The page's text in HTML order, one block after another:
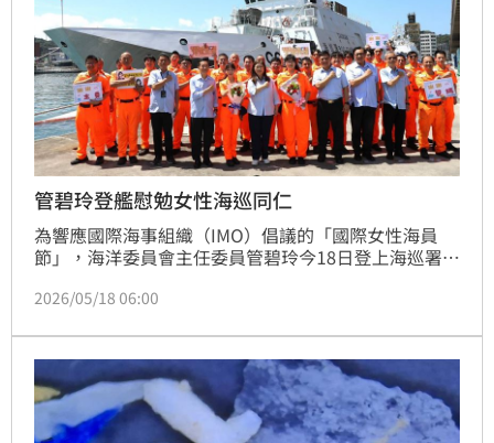
管碧玲登艦慰勉女性海巡同仁
為響應國際海事組織（IMO）倡議的「國際女性海員
節」，海洋委員會主任委員管碧玲今18日登上海巡署淡
守各型艦船艇第一線的111名女性同仁表達敬意與感
2026/05/18 06:00